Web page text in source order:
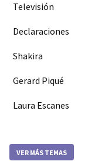
Televisión
Declaraciones
Shakira
Gerard Piqué
Laura Escanes
VER MÁS TEMAS